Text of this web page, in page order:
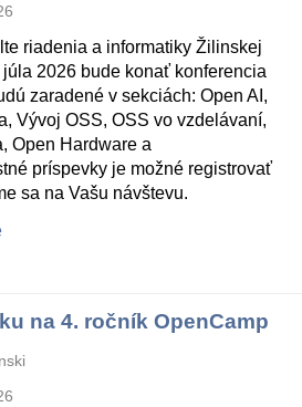
riadenia a informatiky Žilinskej
2026 bude konať konferencia
zaradené v sekciách: Open AI,
Vývoj OSS, OSS vo vzdelávaní,
Open Hardware a
príspevky je možné registrovať
sa na Vašu návštevu.
na 4. ročník OpenCamp